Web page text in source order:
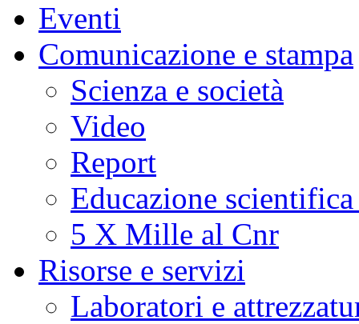
Eventi
Comunicazione e stampa
Scienza e società
Video
Report
Educazione
5 X Mille al Cnr
Risorse e servizi
Laboratori e